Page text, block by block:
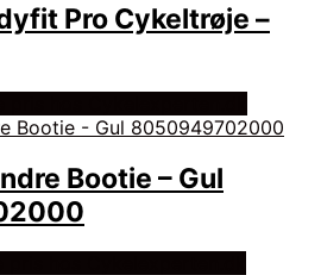
Pro Cykeltrøje –
Bootie – Gul